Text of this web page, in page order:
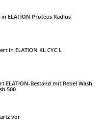
ELATION Proteus Radius
in ELATION KL CYC L
ELATION-Bestand mit Rebel Wash
500
vor